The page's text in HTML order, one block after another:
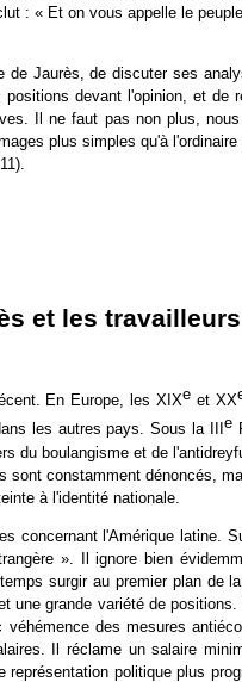
: « Et on vous appelle le
de Jaurès, de discuter ses
devant l'opinion, et
Il ne faut pas non plus,
plus simples qu'à
et les
En Europe, les XIXe et XX
les autres pays. Sous la III e
du boulangisme et de
constamment dénoncés,
à l'identité nationale.
concernant l'Amérique latine.
». Il ignore bien
surgir au premier plan
une grande variété de
des mesures
Il réclame un salaire
politique plus